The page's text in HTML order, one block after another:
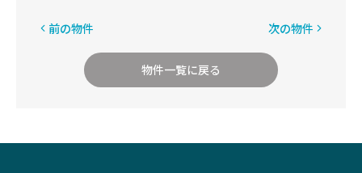
前の物件
物件一覧に戻る
次の物件